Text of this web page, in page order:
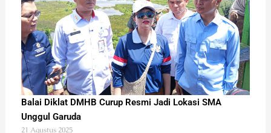
Balai Diklat DMHB Curup Resmi Jadi Lokasi SMA
Unggul Garuda
21 Agustus 2025